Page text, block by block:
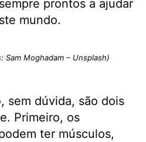
prontos a ajudar
mundo.
Moghadam – Unsplash)
sem dúvida, são dois
Primeiro, os
ter músculos,